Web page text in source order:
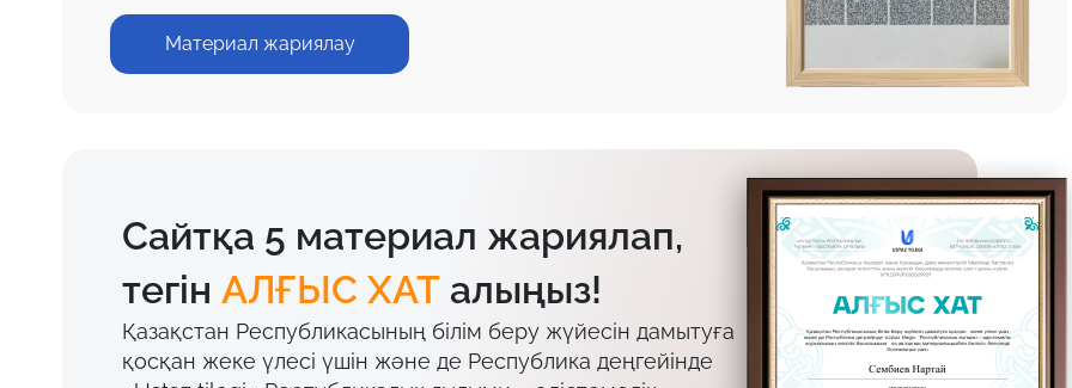
Материал жариялау
Сайтқа 5 материал жариялап,
тегін АЛҒЫС ХАТ алыңыз!
Қазақстан Республикасының білім беру жүйесін дамытуға
қосқан жеке үлесі үшін және де Республика деңгейінде